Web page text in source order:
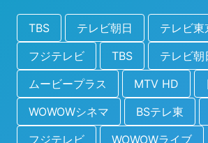
TBS テレビ朝日
テレビ東
フジテレビ
TBS
テレビ朝
ムービープラス
MTV HD
WOWOWシネマ
BSテレ東
フジテレビ
WOWOWライブ